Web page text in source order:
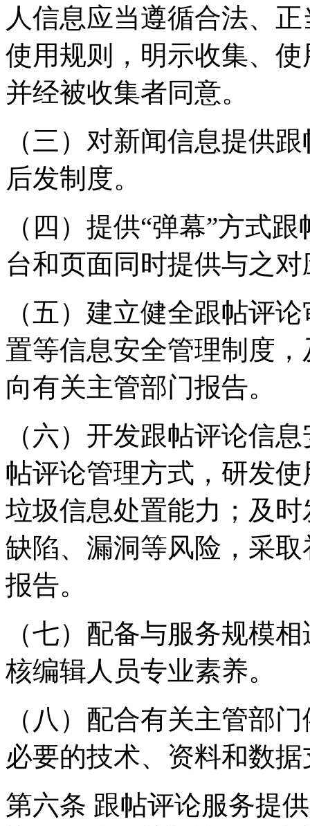
人信息应当遵循合法、
使用规则，明示收集、
并经被收集者同意。
（三）对新闻信息提供
后发制度。
（四）提供“弹幕”方式
台和页面同时提供与之
（五）建立健全跟帖评
置等信息安全管理制度
向有关主管部门报告。
（六）开发跟帖评论信
帖评论管理方式，研发
垃圾信息处置能力；及
缺陷、漏洞等风险，采
报告。
（七）配备与服务规模
核编辑人员专业素养。
（八）配合有关主管部
必要的技术、资料和数
第六条 跟帖评论服务提